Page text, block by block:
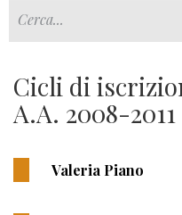
Cicli di
A.A. 2008-2011
Valeria Piano